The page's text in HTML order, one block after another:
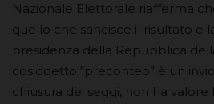
Nazionale Elettorale riafferma
quello che sancisce il risultato e
presidenza della Repubblica
cosiddetto “preconteo” è un
chiusura dei seggi, non ha